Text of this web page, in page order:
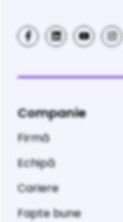
Companie
Firmă
Echipă
Cariere
Fapte bune